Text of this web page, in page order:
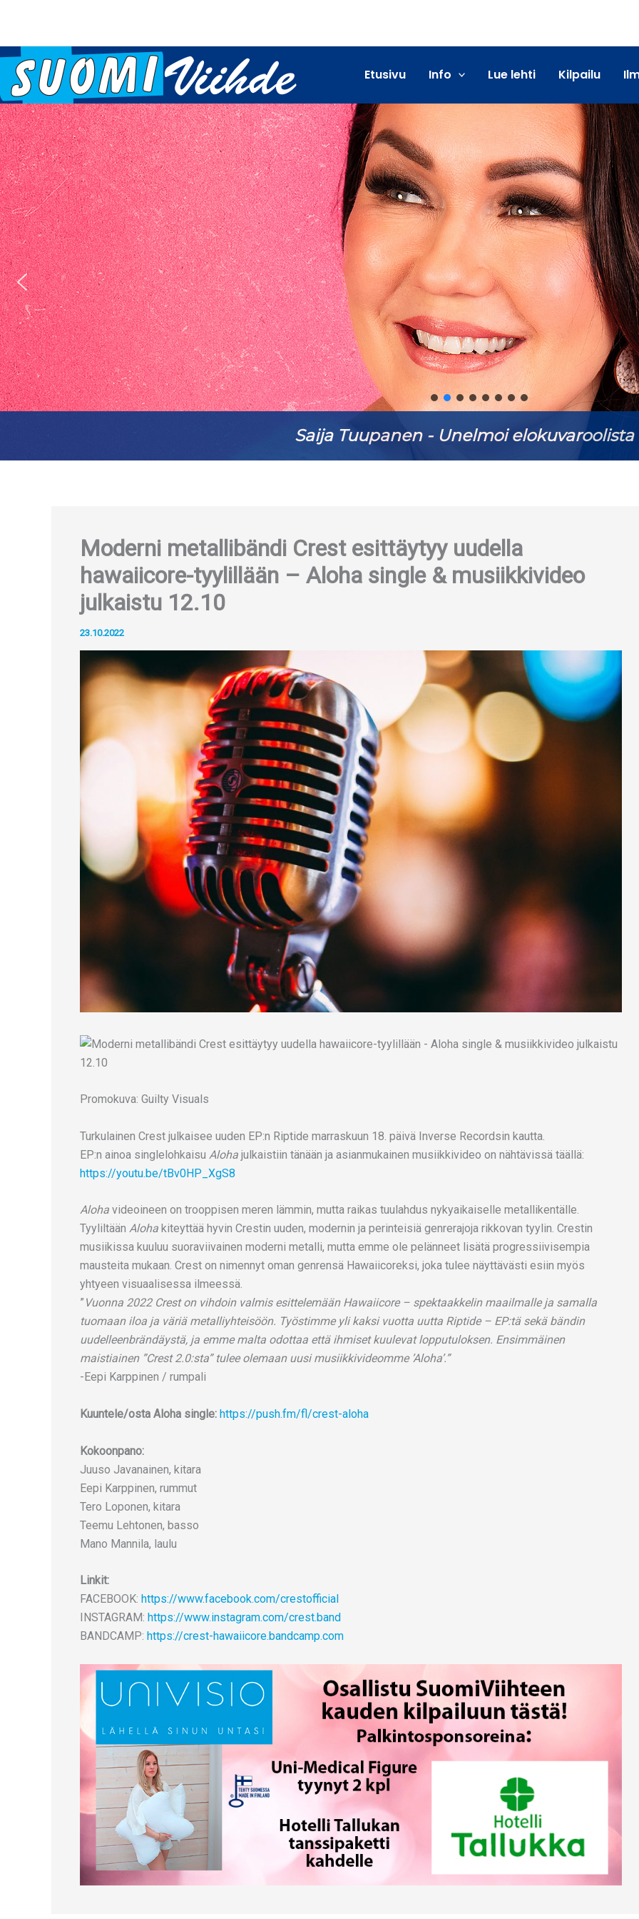
Etusivu Info Lue lehti Kilpailu
Saija Tuupanen - Unelmoi elokuvaroolista
Moderni metallibändi Crest esittäytyy uudella
hawaiicore-tyylillään – Aloha single & musiikkivideo
julkaistu 12.10
23.10.2022
Promokuva: Guilty Visuals
Turkulainen Crest julkaisee uuden EP:n Riptide marraskuun 18. päivä Inverse Recordsin kautta.
EP:n ainoa singlelohkaisu Aloha julkaistiin tänään ja asianmukainen musiikkivideo on nähtävissä täällä:
https://youtu.be/tBv0HP_XgS8
Aloha videoineen on trooppisen meren lämmin, mutta raikas tuulahdus nykyaikaiselle metallikentälle.
Tyyliltään Aloha kiteyttää hyvin Crestin uuden, modernin ja perinteisiä genrerajoja rikkovan tyylin. Crestin
musiikissa kuuluu suoraviivainen moderni metalli, mutta emme ole pelänneet lisätä progressiivisempia
mausteita mukaan. Crest on nimennyt oman genrensä Hawaiicoreksi, joka tulee näyttävästi esiin myös
yhtyeen visuaalisessa ilmeessä.
” Vuonna 2022 Crest on vihdoin valmis esittelemään Hawaiicore – spektaakkelin maailmalle ja samalla
tuomaan iloa ja väriä metalliyhteisöön. Työstimme yli kaksi vuotta uutta Riptide – EP:tä sekä bändin
uudelleenbrändäystä, ja emme malta odottaa että ihmiset kuulevat lopputuloksen. Ensimmäinen
maistiainen ”Crest 2.0:sta” tulee olemaan uusi musiikkivideomme ’Aloha’.”
-Eepi Karppinen / rumpali
Kuuntele/osta Aloha single: https://push.fm/fl/crest-aloha
Kokoonpano:
Juuso Javanainen, kitara
Eepi Karppinen, rummut
Tero Loponen, kitara
Teemu Lehtonen, basso
Mano Mannila, laulu
Linkit:
FACEBOOK: https://www.facebook.com/crestofficial
INSTAGRAM: https://www.instagram.com/crest.band
BANDCAMP: https://crest-hawaiicore.bandcamp.com